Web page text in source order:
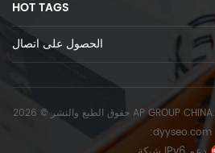
HOT TAGS
الحصول على اتصال
:dyyseo.com